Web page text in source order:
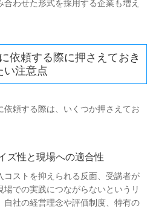
わせた形式を採用する企業も増え
依頼する際に押さえておき
い注意点
頼する際は、いくつか押さえてお
ズ性と現場への適合性
コストを抑えられる反面、受講者が
場での実践につながらないというリ
自社の経営理念や評価制度、特有の